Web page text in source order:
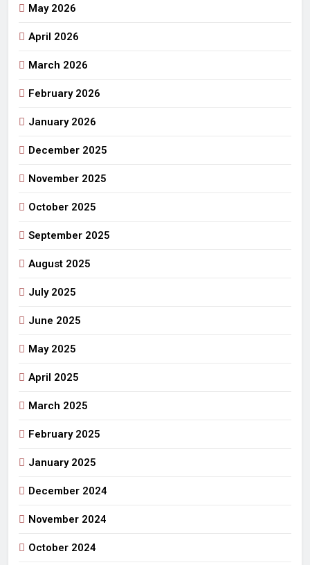
May 2026
April 2026
March 2026
February 2026
January 2026
December 2025
November 2025
October 2025
September 2025
August 2025
July 2025
June 2025
May 2025
April 2025
March 2025
February 2025
January 2025
December 2024
November 2024
October 2024